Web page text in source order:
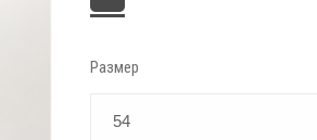
серый
Размер